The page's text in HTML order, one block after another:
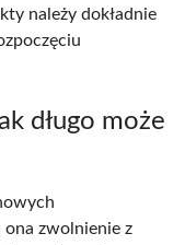
należy dokładnie
długo może
zwolnienie z